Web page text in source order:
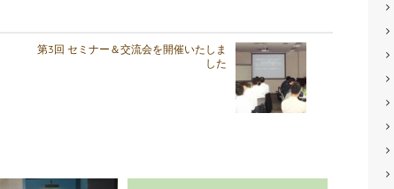
第3回 セミナー＆交流会を開催いたしま
した